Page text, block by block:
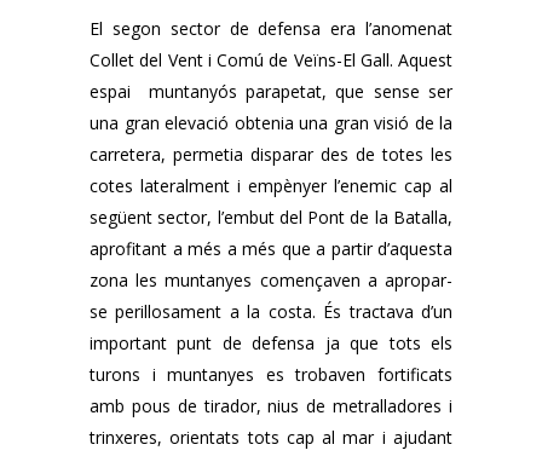
El segon sector de defensa era l’anomenat
Collet del Vent i Comú de Veïns-El Gall. Aquest
espai muntanyós parapetat, que sense ser
una gran elevació obtenia una gran visió de la
carretera, permetia disparar des de totes les
cotes lateralment i empènyer l’enemic cap al
següent sector, l’embut del Pont de la Batalla,
aprofitant a més a més que a partir d’aquesta
zona les muntanyes començaven a apropar-
se perillosament a la costa. És tractava d’un
important punt de defensa ja que tots els
turons i muntanyes es trobaven fortificats
amb pous de tirador, nius de metralladores i
trinxeres, orientats tots cap al mar i ajudant